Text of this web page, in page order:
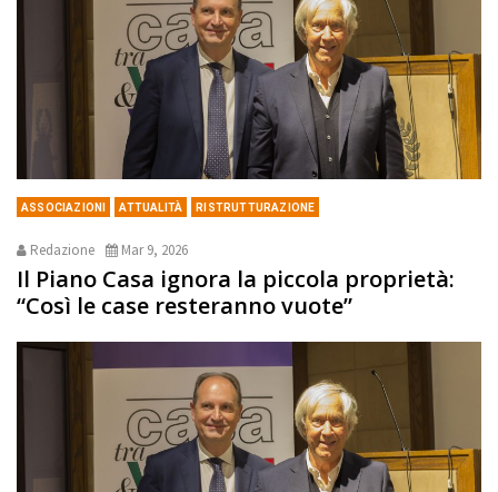
ASSOCIAZIONI ATTUALITÀ RISTRUTTURAZIONE
Redazione Mar 9, 2026
Il Piano Casa ignora la piccola proprietà:
“Così le case resteranno vuote”